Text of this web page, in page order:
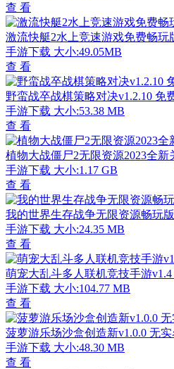
查 看
激流快艇2水上竞速游戏免费畅玩
手游下载 大小:49.05MB
查 看
野蛮战卒战棋策略对决v1.2.10 免
手游下载 大小:53.38 MB
查 看
植物大战僵尸2无限资源2023全新
手游下载 大小:1.17 GB
查 看
我的世界生存战争无限资源畅玩
手游下载 大小:24.35 MB
查 看
萌宠大乱斗多人联机竞技手游
手游下载 大小:104.77 MB
查 看
菠萝游乐场沙盒创造新v1.0.0 无
手游下载 大小:48.30 MB
查 看